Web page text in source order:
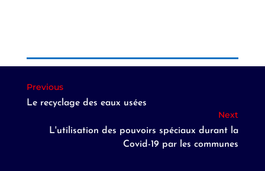
Le recyclage des eaux usées
L'utilisation des pouvoirs spéciaux durant la
Covid-19 par les communes